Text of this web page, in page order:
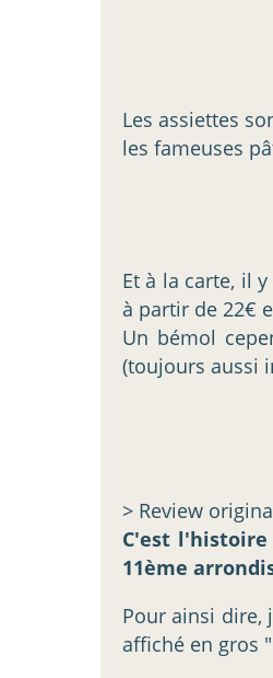
Les assiettes
les fameuses
Et à la carte, il
à partir de 22€
Un bémol
(toujours aussi
> Review
C'est
11ème
Pour ainsi dire,
affiché en gros